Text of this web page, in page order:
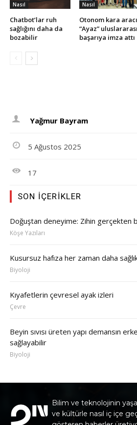
Nasıl
Chatbot’lar ruh
sağlığını daha da
bozabilir
Nasıl
Otonom kara aracı
“Ayaz” uluslararası
başarıya imza attı
Yağmur Bayram
5 Ağustos 2025
17
SON İÇERIKLER
Doğuştan deneyime: Zihin gerçekten
Köşe Yazıları
Kusursuz hafıza her zaman daha
Biyoloji
Kıyafetlerin çevresel ayak izleri
Çevre
Beyin sıvısı üreten yapı demansın
sağlayabilir
Biyoloji
Bilim ve teknolojinin
ve kültürle nasıl iç içe